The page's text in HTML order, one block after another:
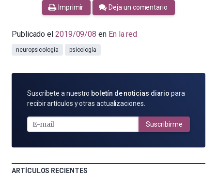
Imprimir Deja un comentario
Publicado el 2019/09/08 en En la red
neuropsicología psicología
SUSCRÍBETE
POR
MAIL
Suscríbete a nuestro boletín de noticias diario para
recibir artículos y otras actualizaciones.
Suscribirme
ARTÍCULOS RECIENTES